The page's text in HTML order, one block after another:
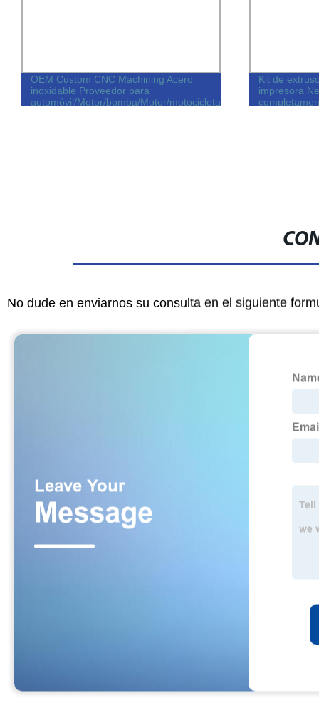
Kit de extrusora Elefoo para la
impresora Neptune 4 PRO 3D,
completamente armado extrusora de
Guía
Leyi Alta
Olor Dura
No dude en enviarnos su consulta en el siguiente